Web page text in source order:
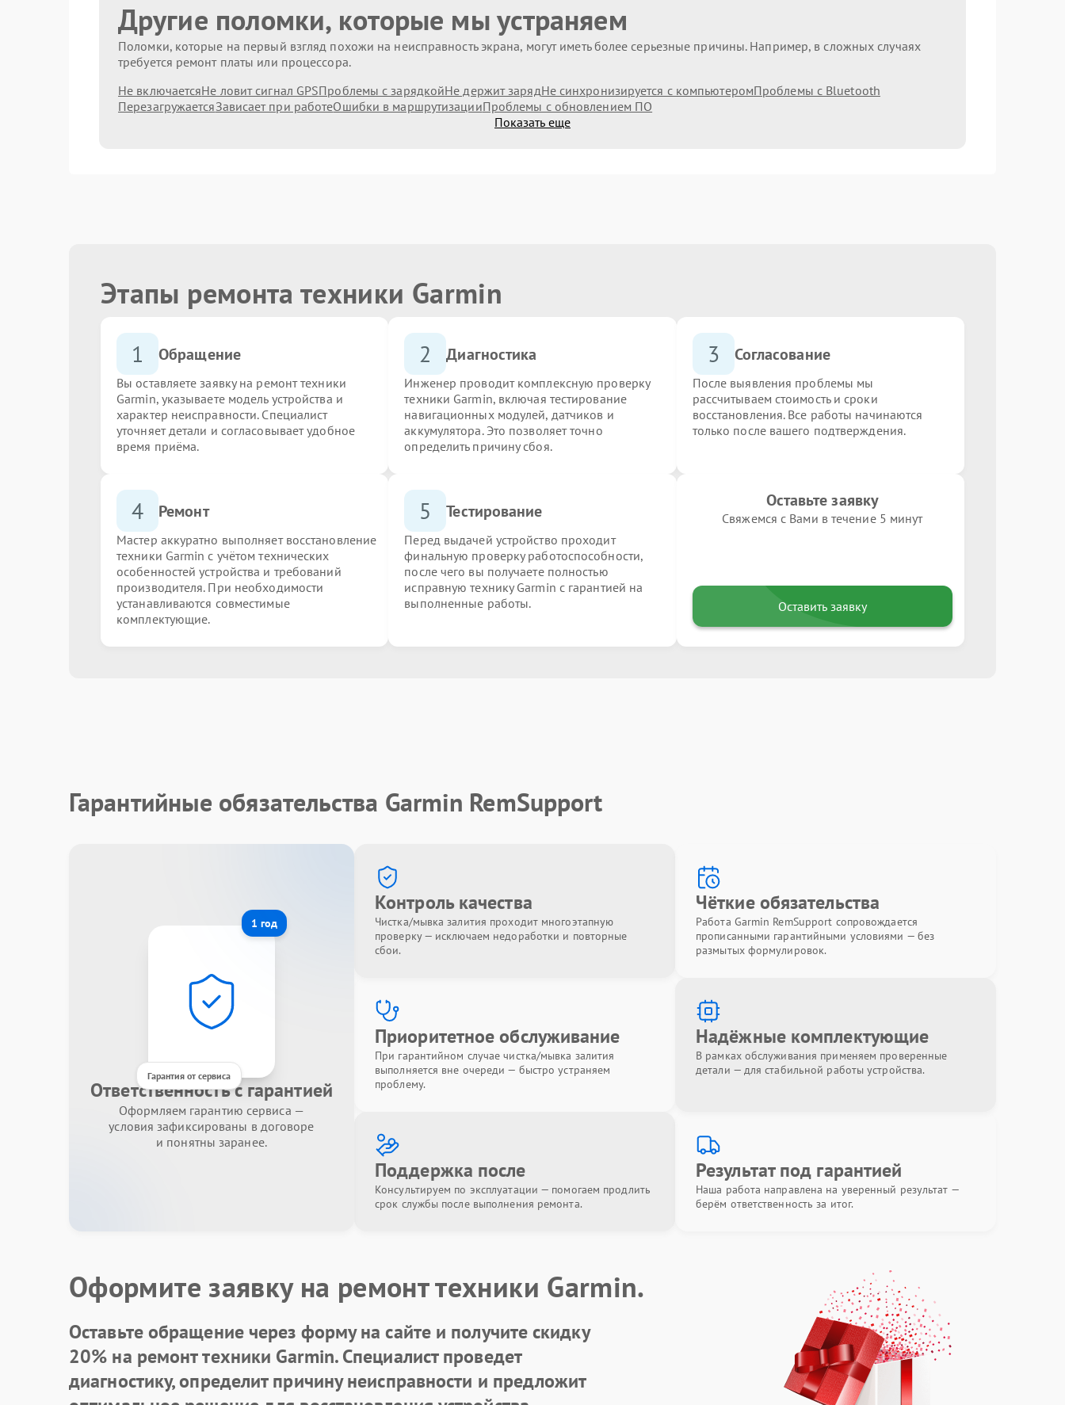
Другие поломки, которые мы устраняем
Поломки, которые на первый взгляд похожи на неисправность экрана, могут иметь более серьезные причины. Например, в сложных случаях
требуется ремонт платы или процессора.
Не включаетсяНе ловит сигнал GPSПроблемы с зарядкойНе держит зарядНе синхронизируется с компьютеромПроблемы с Bluetooth
ПерезагружаетсяЗависает при работеОшибки в маршрутизацииПроблемы с обновлением ПО
Показать еще
Этапы ремонта техники Garmin
1 Обращение
Вы оставляете заявку на ремонт техники
Garmin, указываете модель устройства и
характер неисправности. Специалист
уточняет детали и согласовывает удобное
время приёма.
2 Диагностика
Инженер проводит комплексную проверку
техники Garmin, включая тестирование
навигационных модулей, датчиков и
аккумулятора. Это позволяет точно
определить причину сбоя.
3 Согласование
После выявления проблемы мы
рассчитываем стоимость и сроки
восстановления. Все работы начинаются
только после вашего подтверждения.
4 Ремонт
Мастер аккуратно выполняет восстановление
техники Garmin с учётом технических
особенностей устройства и требований
производителя. При необходимости
устанавливаются совместимые
комплектующие.
5 Тестирование
Перед выдачей устройство проходит
финальную проверку работоспособности,
после чего вы получаете полностью
исправную технику Garmin с гарантией на
выполненные работы.
Оставьте заявку
Свяжемся с Вами в течение 5 минут
Оставить заявку
Гарантийные обязательства Garmin RemSupport
1 год
Гарантия от сервиса
Ответственность с гарантией
Оформляем гарантию сервиса —
условия зафиксированы в договоре
и понятны заранее.
Контроль качества
Чистка/мывка залития проходит многоэтапную
проверку — исключаем недоработки и повторные
сбои.
Чёткие обязательства
Работа Garmin RemSupport сопровождается
прописанными гарантийными условиями — без
размытых формулировок.
Приоритетное обслуживание
При гарантийном случае чистка/мывка залития
выполняется вне очереди — быстро устраняем
проблему.
Надёжные комплектующие
В рамках обслуживания применяем проверенные
детали — для стабильной работы устройства.
Поддержка после
Консультируем по эксплуатации — помогаем продлить
срок службы после выполнения ремонта.
Результат под гарантией
Наша работа направлена на уверенный результат —
берём ответственность за итог.
Оформите заявку на ремонт техники Garmin.
Оставьте обращение через форму на сайте и получите скидку
20% на ремонт техники Garmin. Специалист проведет
диагностику, определит причину неисправности и предложит